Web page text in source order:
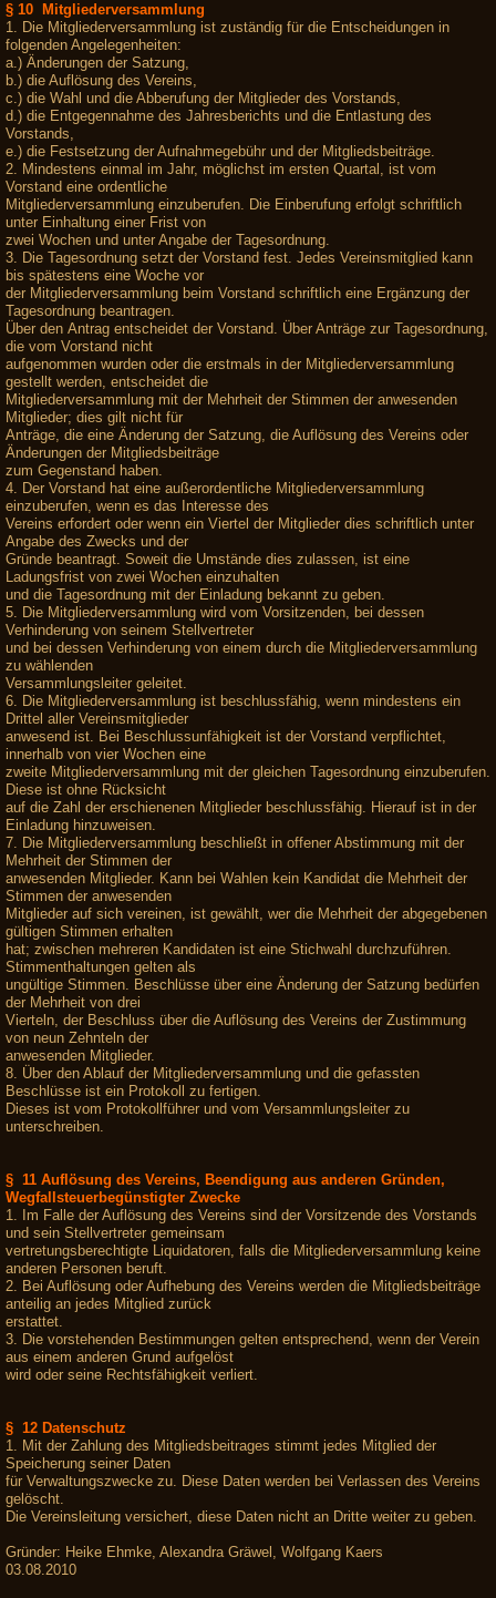
§ 10 Mitgliederversammlung
1. Die Mitgliederversammlung ist zuständig für die Entscheidungen in
folgenden Angelegenheiten:
a.) Änderungen der Satzung,
b.) die Auflösung des Vereins,
c.) die Wahl und die Abberufung der Mitglieder des Vorstands,
d.) die Entgegennahme des Jahresberichts und die Entlastung des
Vorstands,
e.) die Festsetzung der Aufnahmegebühr und der Mitgliedsbeiträge.
2. Mindestens einmal im Jahr, möglichst im ersten Quartal, ist vom
Vorstand eine ordentliche
Mitgliederversammlung einzuberufen. Die Einberufung erfolgt schriftlich
unter Einhaltung einer Frist von
zwei Wochen und unter Angabe der Tagesordnung.
3. Die Tagesordnung setzt der Vorstand fest. Jedes Vereinsmitglied kann
bis spätestens eine Woche vor
der Mitgliederversammlung beim Vorstand schriftlich eine Ergänzung der
Tagesordnung beantragen.
Über den Antrag entscheidet der Vorstand. Über Anträge zur Tagesordnung,
die vom Vorstand nicht
aufgenommen wurden oder die erstmals in der Mitgliederversammlung
gestellt werden, entscheidet die
Mitgliederversammlung mit der Mehrheit der Stimmen der anwesenden
Mitglieder; dies gilt nicht für
Anträge, die eine Änderung der Satzung, die Auflösung des Vereins oder
Änderungen der Mitgliedsbeiträge
zum Gegenstand haben.
4. Der Vorstand hat eine außerordentliche Mitgliederversammlung
einzuberufen, wenn es das Interesse des
Vereins erfordert oder wenn ein Viertel der Mitglieder dies schriftlich unter
Angabe des Zwecks und der
Gründe beantragt. Soweit die Umstände dies zulassen, ist eine
Ladungsfrist von zwei Wochen einzuhalten
und die Tagesordnung mit der Einladung bekannt zu geben.
5. Die Mitgliederversammlung wird vom Vorsitzenden, bei dessen
Verhinderung von seinem Stellvertreter
und bei dessen Verhinderung von einem durch die Mitgliederversammlung
zu wählenden
Versammlungsleiter geleitet.
6. Die Mitgliederversammlung ist beschlussfähig, wenn mindestens ein
Drittel aller Vereinsmitglieder
anwesend ist. Bei Beschlussunfähigkeit ist der Vorstand verpflichtet,
innerhalb von vier Wochen eine
zweite Mitgliederversammlung mit der gleichen Tagesordnung einzuberufen.
Diese ist ohne Rücksicht
auf die Zahl der erschienenen Mitglieder beschlussfähig. Hierauf ist in der
Einladung hinzuweisen.
7. Die Mitgliederversammlung beschließt in offener Abstimmung mit der
Mehrheit der Stimmen der
anwesenden Mitglieder. Kann bei Wahlen kein Kandidat die Mehrheit der
Stimmen der anwesenden
Mitglieder auf sich vereinen, ist gewählt, wer die Mehrheit der abgegebenen
gültigen Stimmen erhalten
hat; zwischen mehreren Kandidaten ist eine Stichwahl durchzuführen.
Stimmenthaltungen gelten als
ungültige Stimmen. Beschlüsse über eine Änderung der Satzung bedürfen
der Mehrheit von drei
Vierteln, der Beschluss über die Auflösung des Vereins der Zustimmung
von neun Zehnteln der
anwesenden Mitglieder.
8. Über den Ablauf der Mitgliederversammlung und die gefassten
Beschlüsse ist ein Protokoll zu fertigen.
Dieses ist vom Protokollführer und vom Versammlungsleiter zu
unterschreiben.
§ 11 Auflösung des Vereins, Beendigung aus anderen Gründen,
Wegfallsteuerbegünstigter Zwecke
1. Im Falle der Auflösung des Vereins sind der Vorsitzende des Vorstands
und sein Stellvertreter gemeinsam
vertretungsberechtigte Liquidatoren, falls die Mitgliederversammlung keine
anderen Personen beruft.
2. Bei Auflösung oder Aufhebung des Vereins werden die Mitgliedsbeiträge
anteilig an jedes Mitglied zurück
erstattet.
3. Die vorstehenden Bestimmungen gelten entsprechend, wenn der Verein
aus einem anderen Grund aufgelöst
wird oder seine Rechtsfähigkeit verliert.
§ 12 Datenschutz
1. Mit der Zahlung des Mitgliedsbeitrages stimmt jedes Mitglied der
Speicherung seiner Daten
für Verwaltungszwecke zu. Diese Daten werden bei Verlassen des Vereins
gelöscht.
Die Vereinsleitung versichert, diese Daten nicht an Dritte weiter zu geben.
Gründer: Heike Ehmke, Alexandra Gräwel, Wolfgang Kaers
03.08.2010